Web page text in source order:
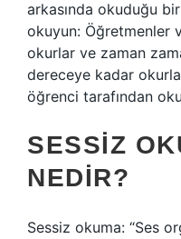
arkasında okuduğu
okuyun: Öğretmenler
okurlar ve zaman
dereceye kadar
öğrenci tarafından
SESSIZ
NEDIR?
Sessiz okuma: “Ses